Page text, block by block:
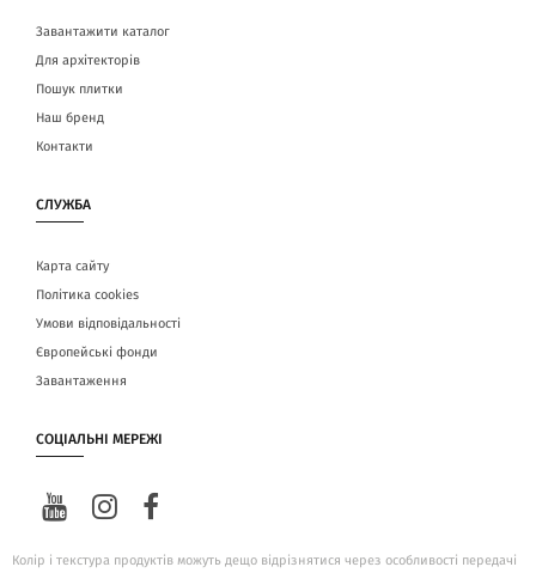
Завантажити каталог
Для архітекторів
Пошук плитки
Наш бренд
Контакти
СЛУЖБА
Карта сайту
Політика cookies
Умови відповідальності
Європейські фонди
Завантаження
СОЦІАЛЬНІ МЕРЕЖІ
Колір і текстура продуктів можуть дещо відрізнятися через особливості передачі